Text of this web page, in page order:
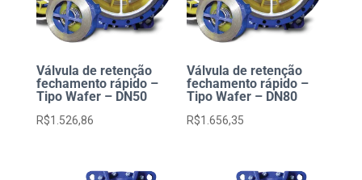
Válvula de retenção
fechamento rápido –
Tipo Wafer – DN50
R$1.526,86
Válvula de retenção
fechamento rápido –
Tipo Wafer – DN80
R$1.656,35